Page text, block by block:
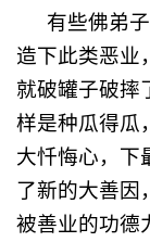
有些佛弟子
造下此类恶业
就破罐子破摔
样是种瓜得瓜
大忏悔心，下
了新的大善因
被善业的功德